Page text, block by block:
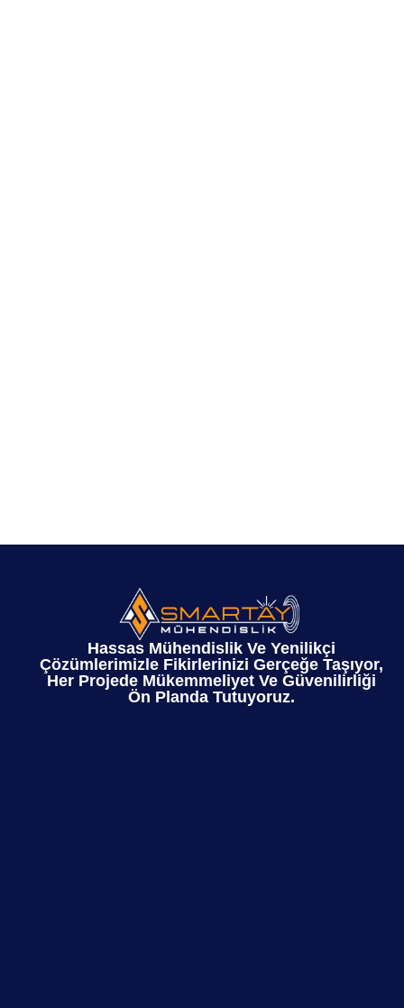
Hassas Mühendislik Ve Yenilikçi
Çözümlerimizle Fikirlerinizi Gerçeğe Taşıyor,
Her Projede Mükemmeliyet Ve Güvenilirliği
Ön Planda Tutuyoruz.